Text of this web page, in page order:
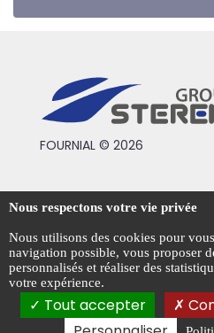
FOURNIAL © 2026
Conditions générales de
Mentions légales
Politique de confidentialité
Gestion des cookies
Nous respectons votre vie privée
Nous utilisons des cookies pour
navigation possible, vous proposer
personnalisés et réaliser des
votre expérience.
Tout accepter